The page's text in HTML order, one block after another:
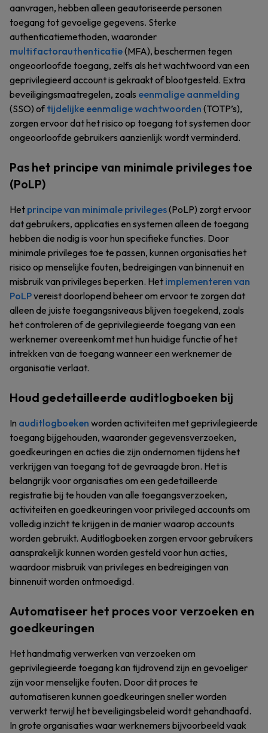
aanvragen, hebben alleen geautoriseerde personen
toegang tot gevoelige gegevens. Sterke
authenticatiemethoden, waaronder
multifactorauthenticatie(MFA), beschermen tegen
ongeoorloofde toegang, zelfs als het wachtwoord van een
geprivilegieerd account is gekraakt of blootgesteld. Extra
beveiligingsmaatregelen, zoals eenmalige aanmelding
(SSO) oftijdelijke eenmalige wachtwoorden (TOTP’s),
zorgen ervoor dat het risico op toegang tot systemen door
ongeoorloofde gebruikers aanzienlijk wordt verminderd.
Pas het principe van minimale privileges toe
(PoLP)
Het principe van minimale privileges(PoLP) zorgt ervoor
dat gebruikers, applicaties en systemen alleen de toegang
hebben die nodig is voor hun specifieke functies. Door
minimale privileges toe te passen, kunnen organisaties het
risico op menselijke fouten, bedreigingen van binnenuit en
misbruik van privileges beperken. Het implementeren van
PoLPvereist doorlopend beheer om ervoor te zorgen dat
alleen de juiste toegangsniveaus blijven toegekend, zoals
het controleren of de geprivilegieerde toegang van een
werknemer overeenkomt met hun huidige functie of het
intrekken van de toegang wanneer een werknemer de
organisatie verlaat.
Houd gedetailleerde auditlogboeken bij
In auditlogboeken worden activiteiten met geprivilegieerde
toegang bijgehouden, waaronder gegevensverzoeken,
goedkeuringen en acties die zijn ondernomen tijdens het
verkrijgen van toegang tot de gevraagde bron. Het is
belangrijk voor organisaties om een gedetailleerde
registratie bij te houden van alle toegangsverzoeken,
activiteiten en goedkeuringen voor privileged accounts om
volledig inzicht te krijgen in de manier waarop accounts
worden gebruikt. Auditlogboeken zorgen ervoor gebruikers
aansprakelijk kunnen worden gesteld voor hun acties,
waardoor misbruik van privileges en bedreigingen van
binnenuit worden ontmoedigd.
Automatiseer het proces voor verzoeken en
goedkeuringen
Het handmatig verwerken van verzoeken om
geprivilegieerde toegang kan tijdrovend zijn en gevoeliger
zijn voor menselijke fouten. Door dit proces te
automatiseren kunnen goedkeuringen sneller worden
verwerkt terwijl het beveiligingsbeleid wordt gehandhaafd.
In grote organisaties waar werknemers bijvoorbeeld vaak